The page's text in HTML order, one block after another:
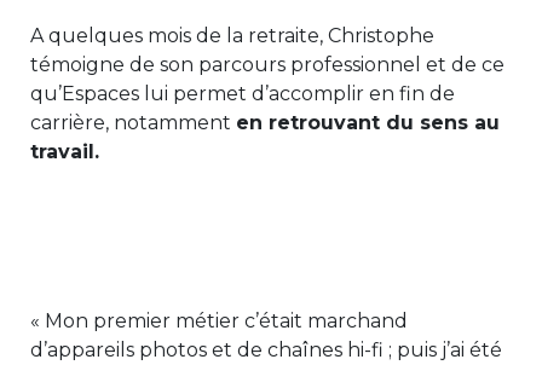
A quelques mois de la retraite, Christophe
témoigne de son parcours professionnel et de ce
qu’Espaces lui permet d’accomplir en fin de
carrière, notamment en retrouvant du sens au
travail.
« Mon premier métier c’était marchand
d’appareils photos et de chaînes hi-fi ; puis j’ai été